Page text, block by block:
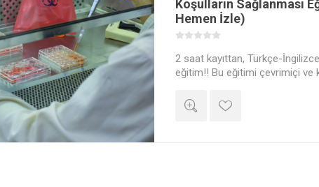
Koşulların Sağlanması
Hemen İzle)
2 saat kayıttan, Türkçe-
eğitim!! Bu eğitimi çevrimiçi ve